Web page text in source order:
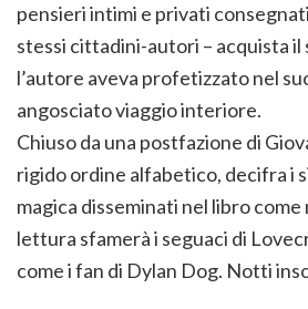
pensieri intimi e privati
stessi cittadini-autori – acquista
l’autore aveva profetizzato nel
angosciato viaggio interiore.
Chiuso da una postfazione di
rigido ordine alfabetico, decifra i
magica disseminati nel libro come
lettura sfamerà i seguaci di
come i fan di Dylan Dog. Notti